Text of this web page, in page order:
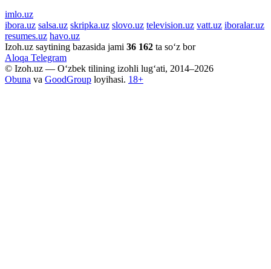
imlo.uz
ibora.uz salsa.uz skripka.uz slovo.uz television.uz vatt.uz iboralar.uz
resumes.uz havo.uz
Izoh.uz saytining bazasida jami 36 162 ta so‘z bor
Aloqa Telegram
© Izoh.uz — O‘zbek tilining izohli lug‘ati, 2014–2026
Obuna va GoodGroup loyihasi. 18+